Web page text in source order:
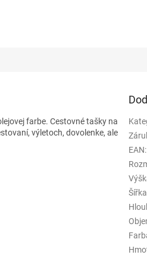
farbe. Cestovné tašky na
výletoch, dovolenke, ale
EAN:
Šířka